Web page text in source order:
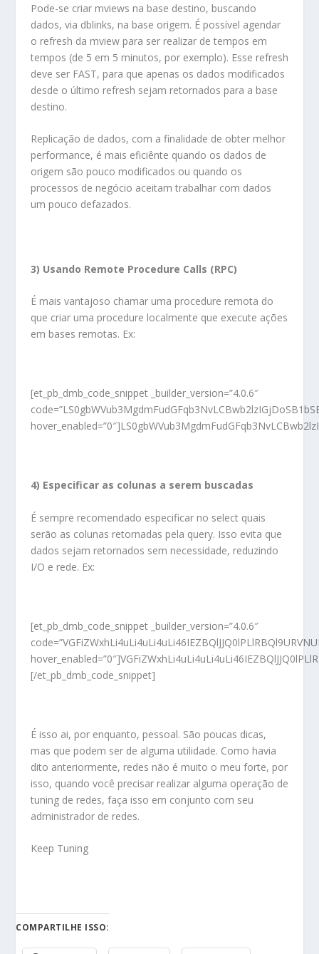
Pode-se criar mviews na base destino, buscando
dados, via dblinks, na base origem. É possível agendar
o refresh da mview para ser realizar de tempos em
tempos (de 5 em 5 minutos, por exemplo). Esse refresh
deve ser FAST, para que apenas os dados modificados
desde o último refresh sejam retornados para a base
destino.
Replicação de dados, com a finalidade de obter melhor
performance, é mais eficiênte quando os dados de
origem são pouco modificados ou quando os
processos de negócio aceitam trabalhar com dados
um pouco defazados.
3) Usando Remote Procedure Calls (RPC)
É mais vantajoso chamar uma procedure remota do
que criar uma procedure localmente que execute ações
em bases remotas. Ex:
[et_pb_dmb_code_snippet _builder_version=”4.0.6″
4) Especificar as colunas a serem buscadas
É sempre recomendado especificar no select quais
serão as colunas retornadas pela query. Isso evita que
dados sejam retornados sem necessidade, reduzindo
I/O e rede. Ex:
[et_pb_dmb_code_snippet _builder_version=”4.0.6″
[/et_pb_dmb_code_snippet]
É isso ai, por enquanto, pessoal. São poucas dicas,
mas que podem ser de alguma utilidade. Como havia
dito anteriormente, redes não é muito o meu forte, por
isso, quando você precisar realizar alguma operação de
tuning de redes, faça isso em conjunto com seu
administrador de redes.
Keep Tuning
COMPARTILHE ISSO: